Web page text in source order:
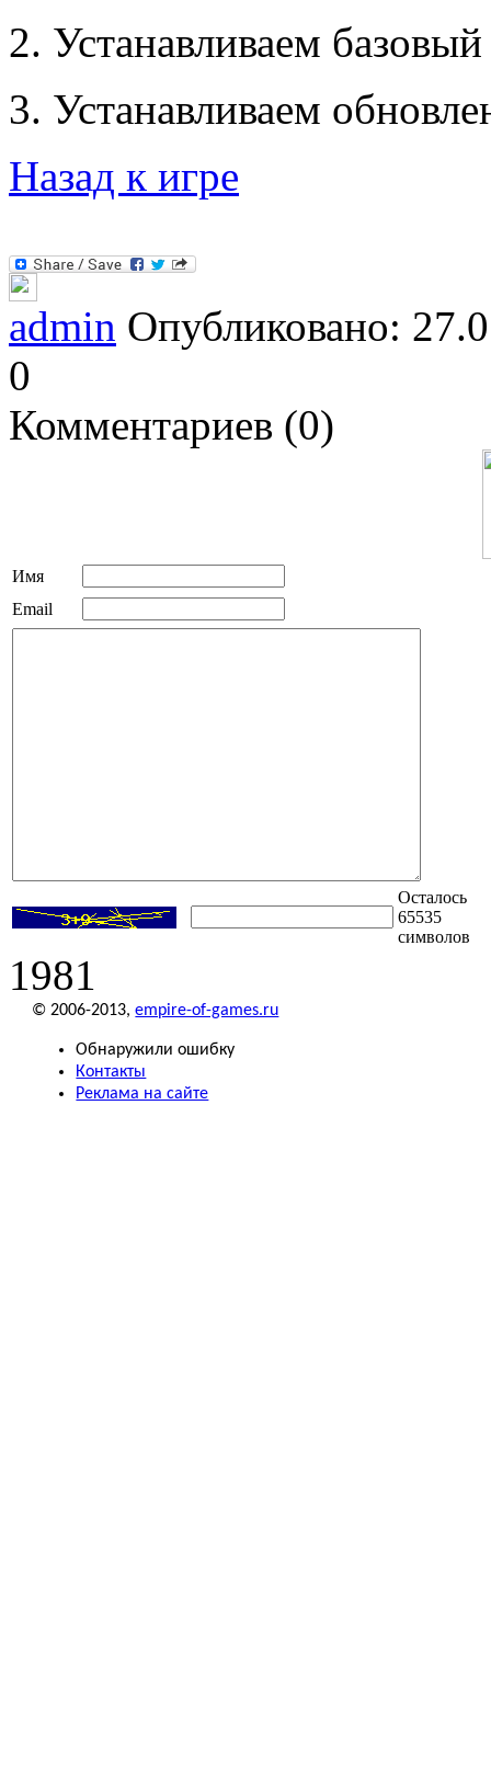
2. Устанавливаем
3. Устанавливаем
Назад к игре
admin Опубликовано:
0
Комментариев (0)
Имя
Email
Осталось
65535
символов
1981
© 2006-2013,empire-of-games.ru
Обнаружили ошибку
Контакты
Реклама на сайте